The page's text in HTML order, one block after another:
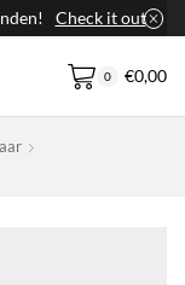
Check it out
0 €0,00